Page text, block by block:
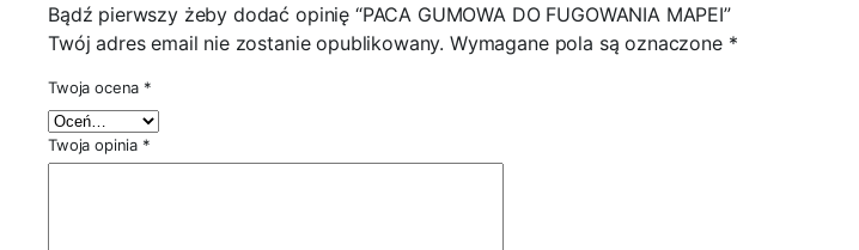
Bądź pierwszy żeby dodać opinię “PACA GUMOWA DO FUGOWANIA MAPEI”
Twój adres email nie zostanie opublikowany. Wymagane pola są oznaczone *
Twoja ocena *
Twoja opinia *